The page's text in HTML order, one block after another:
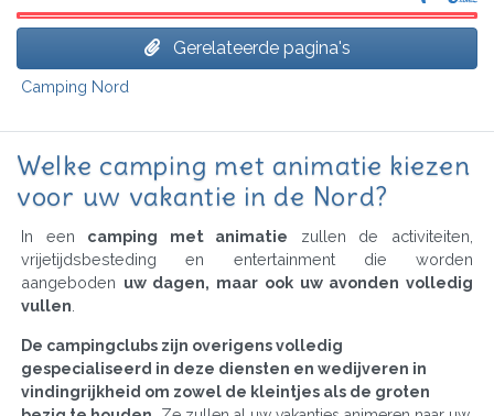
Gerelateerde pagina's
Camping Nord
Welke camping met animatie kiezen
voor uw vakantie in de Nord?
In een camping met animatie zullen de activiteiten,
vrijetijdsbesteding en entertainment die worden
aangeboden uw dagen, maar ook uw avonden volledig
vullen
De campingclubs zijn overigens volledig
gespecialiseerd in deze diensten en wedijveren in
vindingrijkheid om zowel de kleintjes als de groten